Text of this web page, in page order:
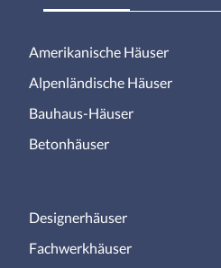
Amerikanische Häuser
Alpenländische Häuser
Bauhaus-Häuser
Betonhäuser
Designerhäuser
Fachwerkhäuser